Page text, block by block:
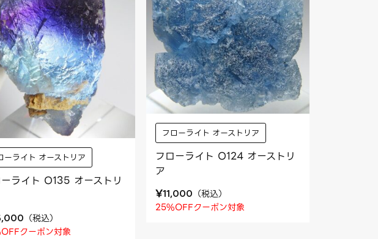
ーライト オーストリア
ライト O135 オーストリ
（税込）
クーポン対象
フローライト オーストリア
フローライト O124 オーストリ
ア
¥11,000 （税込）
25%OFFクーポン対象